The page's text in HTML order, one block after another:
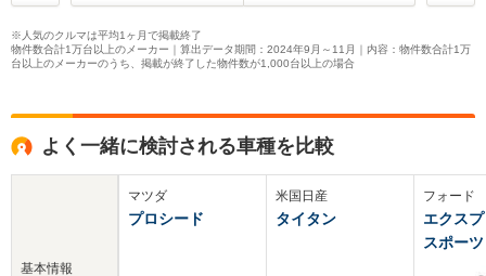
※人気のクルマは平均1ヶ月で掲載終了
物件数合計1万台以上のメーカー｜算出データ期間：2024年9月～11月｜内容：物件数合計1万
台以上のメーカーのうち、掲載が終了した物件数が1,000台以上の場合
よく一緒に検討される車種を比較
基本情報
マツダ
プロシード
米国日産
タイタン
フォード
エクス
スポー